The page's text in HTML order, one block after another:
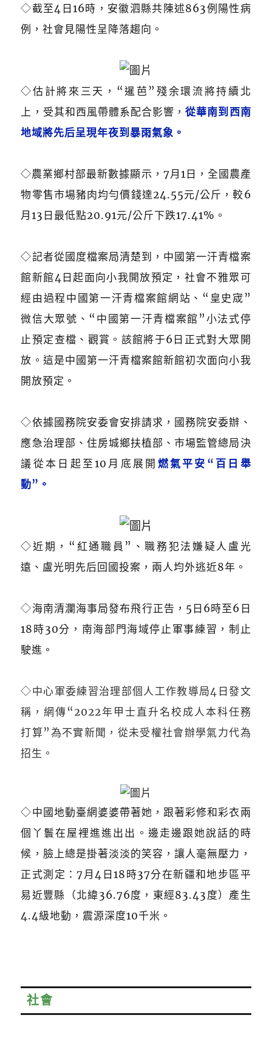
◇截至4日16時，安徽泗縣共陳述863例陽性病
例，社會見陽性呈降落趨向。
◇估計將來三天，“暹芭”殘余環流將持續北
上，受其和西風帶體系配合影響，從華南到西南
地域將先后呈現年夜到暴雨氣象。
◇農業鄉村部最新數據顯示，7月1日，全國農產
物零售市場豬肉均勻價錢達24.55元/公斤，較6
月13日最低點20.91元/公斤下跌17.41%。
◇記者從國度檔案局清楚到，中國第一汗青檔案
館新館4日起面向小我開放預定，社會不雅眾可
經由過程中國第一汗青檔案館網站、“皇史宬”
微信大眾號、“中國第一汗青檔案館”小法式停
止預定查檔、觀賞。該館將于6日正式對大眾開
放。這是中國第一汗青檔案館新館初次面向小我
開放預定。
◇依據國務院安委會安排請求，國務院安委辦、
應急治理部、住房城鄉扶植部、市場監管總局決
議從本日起至10月底展開 燃氣平安“百日舉
動”。
◇近期，“紅通職員”、職務犯法嫌疑人盧光
遠、盧光明先后回國投案，兩人均外逃近8年。
◇海南清瀾海事局發布飛行正告，5日6時至6日
18時30分，南海部門海域停止軍事練習，制止
駛進。
◇中心軍委練習治理部個人工作教導局4日發文
稱，網傳“2022年甲士直升名校成人本科任務
打算”為不實新聞，從未受權社會辦學氣力代為
招生。
◇中國地動臺網婆婆帶著她，跟著彩修和彩衣兩
個丫鬟在屋裡進進出出。邊走邊跟她說話的時
候，臉上總是掛著淡淡的笑容，讓人毫無壓力，
正式測定：7月4日18時37分在新疆和地步區平
易近豐縣（北緯36.76度，東經83.43度）產生
4.4級地動，震源深度10千米。
社會